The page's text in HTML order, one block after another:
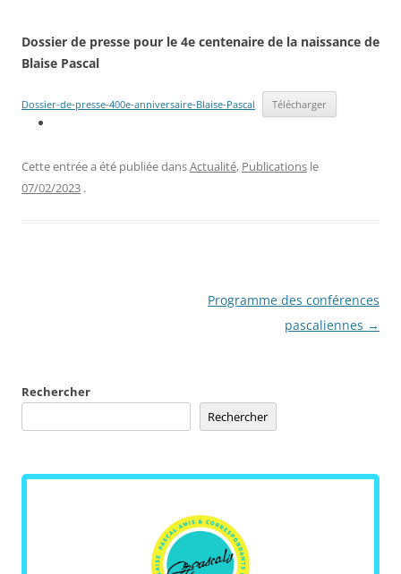
Dossier de presse pour le 4e centenaire de la naissance de
Blaise Pascal
Dossier-de-presse-400e-anniversaire-Blaise-Pascal Télécharger
Cette entrée a été publiée dansActualité, Publications le
07/02/2023 .
Programme des conférences
pascaliennes →
Rechercher
Rechercher